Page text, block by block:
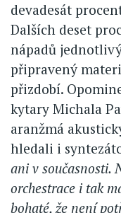
devadesát
Dalších deset
nápadů
připravený
přizdobí.
kytary Michala
aranžmá
hledali i
ani v současnosti.
orchestrace i tak
bohaté, že není